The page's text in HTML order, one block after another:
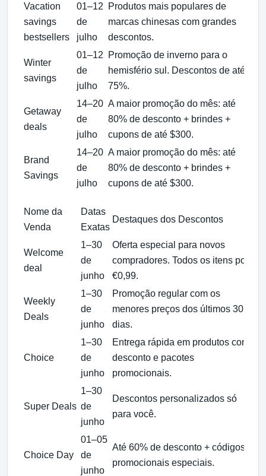
Vacation
savings
bestsellers
01–12
de
julho
Produtos mais populares de
marcas chinesas com grandes
descontos.
Winter
savings
01–12
de
julho
Promoção de inverno para o
hemisfério sul. Descontos de até
75%.
Getaway
deals
14–20
de
julho
A maior promoção do mês: até
80% de desconto + brindes +
cupons de até $300.
Brand
Savings
14–20
de
julho
A maior promoção do mês: até
80% de desconto + brindes +
cupons de até $300.
Nome da
Venda
Datas
Exatas
Destaques dos Descontos
Welcome
deal
1–30
de
junho
Oferta especial para novos
compradores. Todos os itens por
€0,99.
Weekly
Deals
1–30
de
junho
Promoção regular com os
menores preços dos últimos 30
dias.
Choice
1–30
de
junho
Entrega rápida em produtos com
desconto e pacotes
promocionais.
Super Deals
1–30
de
junho
Descontos personalizados só
para você.
Choice Day
01–05
de
junho
Até 60% de desconto + códigos
promocionais especiais.